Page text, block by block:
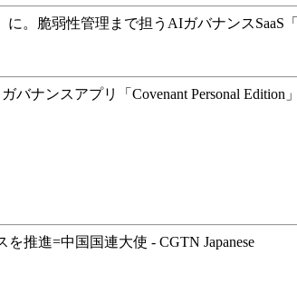
。脆弱性管理まで担うAIガバナンスSaaS
ナンスアプリ「Covenant Personal Edition
推進=中国国連大使 - CGTN Japanese